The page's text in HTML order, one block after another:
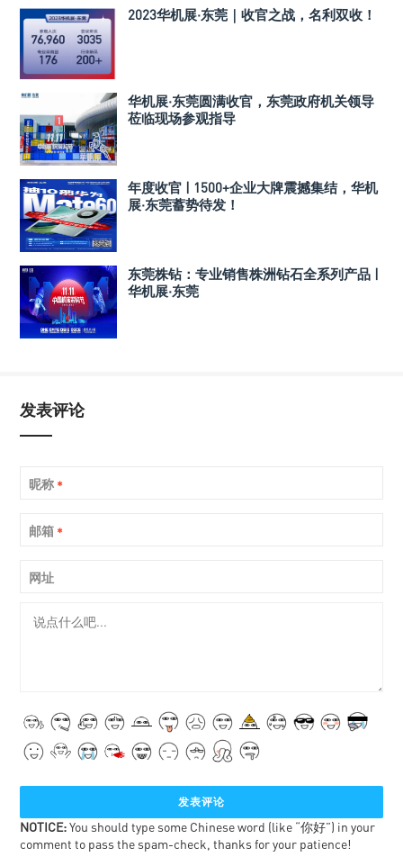
2023华机展·东莞｜收官之战，名利双收！
华机展·东莞圆满收官，东莞政府机关领导
莅临现场参观指导
年度收官 | 1500+企业大牌震撼集结，华机
展·东莞蓄势待发！
东莞株钻：专业销售株洲钻石全系列产品 |
华机展·东莞
发表评论
昵称 *
邮箱 *
网址
NOTICE:You should type some Chinese word (like “你好”) in your
comment to pass the spam-check, thanks for your patience!